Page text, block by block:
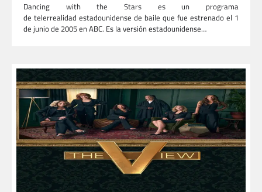
Dancing with the Stars es un programa
de telerrealidad estadounidense de baile que fue estrenado el 1
de junio de 2005 en ABC. Es la versión estadounidense…